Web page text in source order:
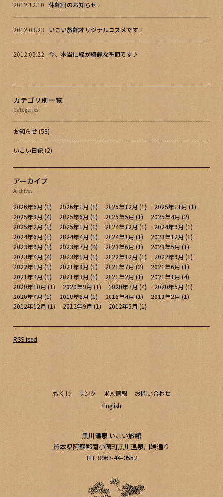
2012.12.10 休館日のお知らせ
2012.09.23 いこい旅館オリジナルコスメです！
2012.05.22 今、本当に緑が綺麗な季節です♪
カテゴリ別一覧
Categories
お知らせ(58)
いこい日記 (2)
アーカイブ
Archives
2026年6月 (1) 2026年1月 (1) 2025年12月 (1) 2025年11月 (1)
2025年8月 (4) 2025年6月 (1) 2025年5月 (1) 2025年4月 (2)
2025年2月 (1) 2025年1月 (1) 2024年12月 (1) 2024年9月 (1)
2024年6月 (1) 2024年4月 (1) 2024年1月 (1) 2023年12月 (1)
2023年9月 (1) 2023年7月 (4) 2023年6月 (1) 2023年5月 (1)
2023年4月 (4) 2023年1月 (1) 2022年12月 (1) 2022年9月 (1)
2022年1月 (1) 2021年8月 (1) 2021年7月 (2) 2021年6月 (1)
2021年4月 (1) 2021年3月 (1) 2021年2月 (1) 2021年1月 (4)
2020年10月 (1) 2020年9月 (1) 2020年7月 (4) 2020年5月 (1)
2020年4月 (1) 2018年6月 (1) 2016年4月 (1) 2013年2月 (1)
2012年12月 (1) 2012年9月 (1) 2012年5月 (1)
RSS feed
もくじ リンク 求人情報
お問い合わせ
English
黒川温泉 いこい旅館
熊本県阿蘇郡南小国町黒川温泉川端通り
TEL 0967-44-0552